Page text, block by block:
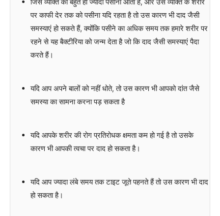
पर काफी देर तक को पसीना यदि रहता है तो उस कारण भी दाद जैसी
समस्याएं हो सकते हैं, क्योंकि पसीने का अधिक समय तक हमारे शरीर पर
रहने से यह बैक्टीरिया को जन्म देता है जो कि दाद जैसी समस्याएं पैदा
करते हैं।
यदि आप अपने बालों को नहीं धोते, तो उस कारण भी आपको दांत जैसे
समस्या का सामना करना पड़ सकता है
यदि आपके शरीर की रोग प्रतिरोधक क्षमता कम हो गई है तो उसके
कारण भी आपकी त्वचा पर दाद हो सकता है।
यदि आप ज्यादा लंबे समय तक टाइट जूते पहनते हैं तो उस कारण भी दाद
हो सकता है।